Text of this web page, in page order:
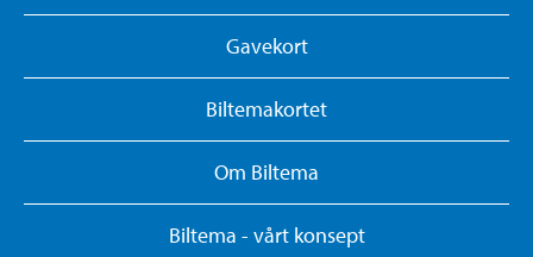
Gavekort
Biltemakortet
Om Biltema
Biltema - vårt konsept